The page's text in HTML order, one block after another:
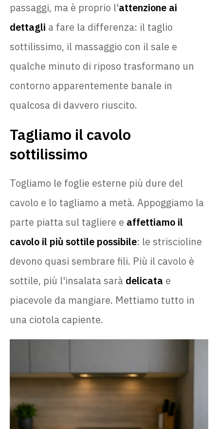
passaggi, ma è proprio l'attenzione ai
dettagli a fare la differenza: il taglio
sottilissimo, il massaggio con il sale e
qualche minuto di riposo trasformano un
contorno apparentemente banale in
qualcosa di davvero riuscito.
Tagliamo il cavolo
sottilissimo
Togliamo le foglie esterne più dure del
cavolo e lo tagliamo a metà. Appoggiamo la
parte piatta sul tagliere e affettiamo il
cavolo il più sottile possibile: le striscioline
devono quasi sembrare fili. Più il cavolo è
sottile, più l'insalata sarà delicata e
piacevole da mangiare. Mettiamo tutto in
una ciotola capiente.